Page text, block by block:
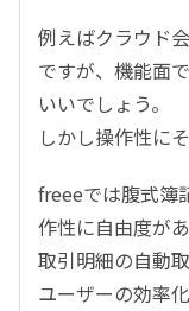
例えばクラウド
ですが、機能面
いいでしょう。
しかし操作性に
freeeでは腹式簿
作性に自由度が
取引明細の自動
ユーザーの効率